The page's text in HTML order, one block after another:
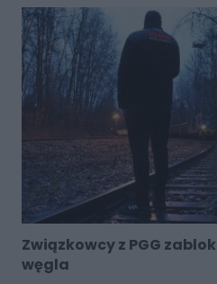
Związkowcy z PGG
węgla